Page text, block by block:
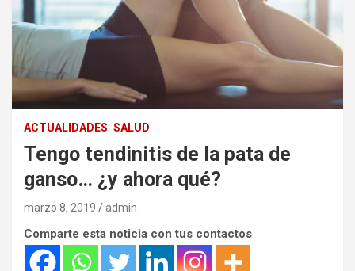
ACTUALIDADES SALUD
Tengo tendinitis de la pata de
ganso… ¿y ahora qué?
marzo 8, 2019 admin
Comparte esta noticia con tus contactos